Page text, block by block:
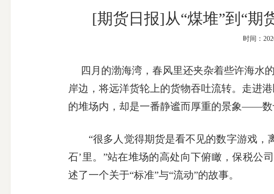
[期货日报]从“煤堆”到“期
时间：
四月的渤海湾，春风里还夹杂着些许海水
岸边，将远洋货轮上的货物吞吐流转。走进
的堆场内，却是一番静谧而厚重的景象——数
“很多人觉得期货是看不见的数字游戏，离
石’里。”站在堆场的高处向下俯瞰，保税公
述了一个关于“标准”与“流动”的故事。